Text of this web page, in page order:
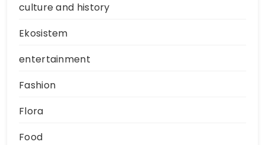
culture and history
Ekosistem
entertainment
Fashion
Flora
Food